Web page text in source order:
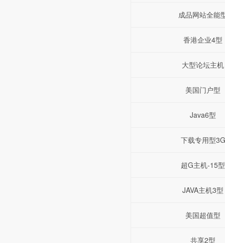
成品网站全能
香港企业4型
大型论坛主机
美国门户型
Java6型
下载专用型3G
超G主机-15型
JAVA主机3型
美国超值型
共享2型